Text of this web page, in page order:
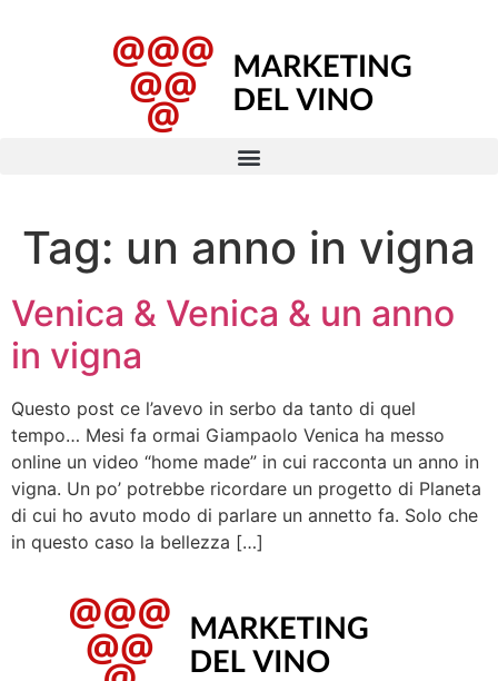
Tag: un anno in vigna
Venica & Venica & un anno
in vigna
Questo post ce l’avevo in serbo da tanto di quel
tempo… Mesi fa ormai Giampaolo Venica ha messo
online un video “home made” in cui racconta un anno in
vigna. Un po’ potrebbe ricordare un progetto di Planeta
di cui ho avuto modo di parlare un annetto fa. Solo che
in questo caso la bellezza […]